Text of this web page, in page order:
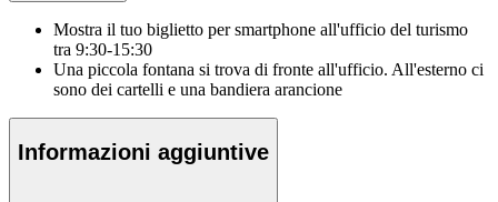
Mostra il tuo biglietto per smartphone all'ufficio del turismo
tra 9:30-15:30
Una piccola fontana si trova di fronte all'ufficio. All'esterno ci
sono dei cartelli e una bandiera arancione
Informazioni aggiuntive